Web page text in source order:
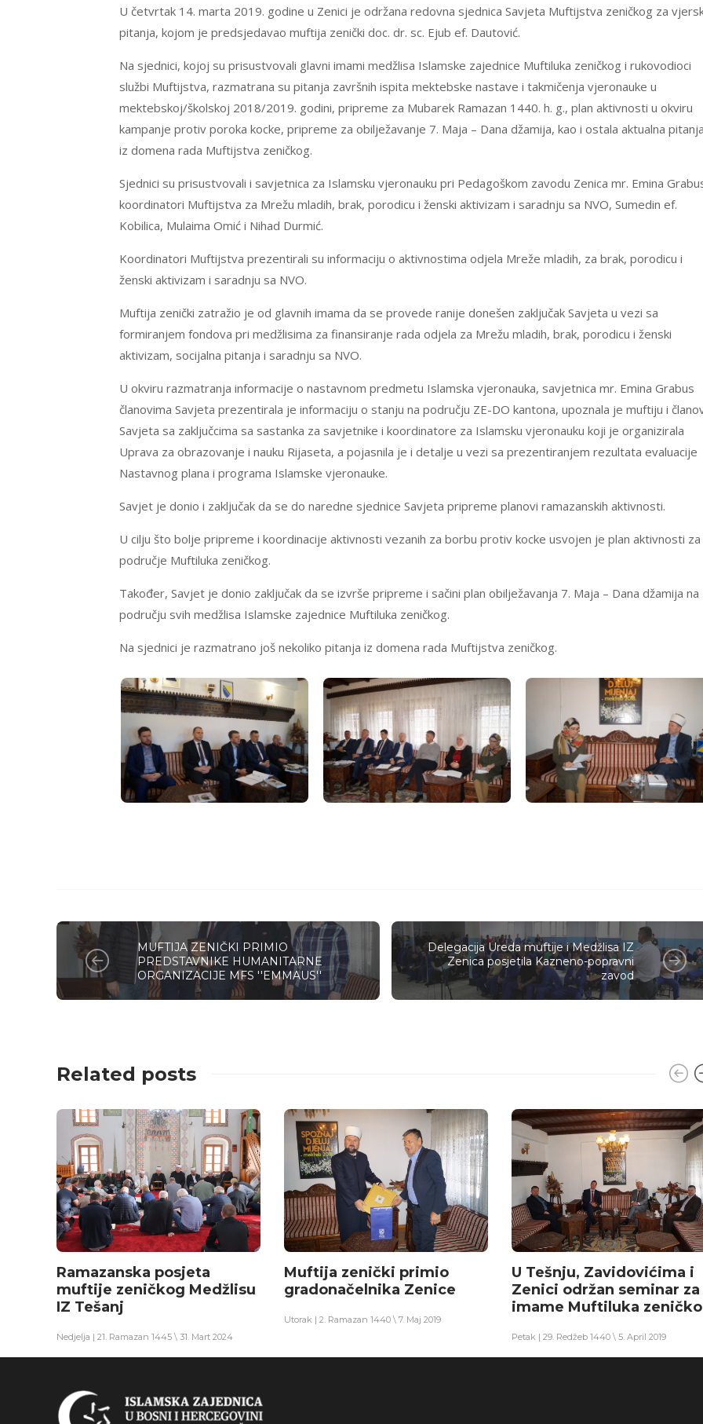
U četvrtak 14. marta 2019. godine u Zenici je održana redovna sjednica Savjeta Muftijstva zeničkog za
pitanja, kojom je predsjedavao muftija zenički doc. dr. sc. Ejub ef. Dautović.
Na sjednici, kojoj su prisustvovali glavni imami medžlisa Islamske zajednice Muftiluka zeničkog i rukovodioci
službi Muftijstva, razmatrana su pitanja završnih ispita mektebske nastave i takmičenja vjeronauke u
mektebskoj/školskoj 2018/2019. godini, pripreme za Mubarek Ramazan 1440. h. g., plan aktivnosti u okviru
kampanje protiv poroka kocke, pripreme za obilježavanje 7. Maja – Dana džamija, kao i ostala aktualna
iz domena rada Muftijstva zeničkog.
Sjednici su prisustvovali i savjetnica za Islamsku vjeronauku pri Pedagoškom zavodu Zenica mr. Emina
koordinatori Muftijstva za Mrežu mladih, brak, porodicu i ženski aktivizam i saradnju sa NVO, Sumedin ef.
Kobilica, Mulaima Omić i Nihad Durmić.
Koordinatori Muftijstva prezentirali su informaciju o aktivnostima odjela Mreže mladih, za brak, porodicu i
ženski aktivizam i saradnju sa NVO.
Muftija zenički zatražio je od glavnih imama da se provede ranije donešen zaključak Savjeta u vezi sa
formiranjem fondova pri medžlisima za finansiranje rada odjela za Mrežu mladih, brak, porodicu i ženski
aktivizam, socijalna pitanja i saradnju sa NVO.
U okviru razmatranja informacije o nastavnom predmetu Islamska vjeronauka, savjetnica mr. Emina Grabus
članovima Savjeta prezentirala je informaciju o stanju na području ZE-DO kantona, upoznala je muftiju i
Savjeta sa zaključcima sa sastanka za savjetnike i koordinatore za Islamsku vjeronauku koji je organizirala
Uprava za obrazovanje i nauku Rijaseta, a pojasnila je i detalje u vezi sa prezentiranjem rezultata evaluacije
Nastavnog plana i programa Islamske vjeronauke.
Savjet je donio i zaključak da se do naredne sjednice Savjeta pripreme planovi ramazanskih aktivnosti.
U cilju što bolje pripreme i koordinacije aktivnosti vezanih za borbu protiv kocke usvojen je plan aktivnosti za
područje Muftiluka zeničkog.
Također, Savjet je donio zaključak da se izvrše pripreme i sačini plan obilježavanja 7. Maja – Dana džamija na
području svih medžlisa Islamske zajednice Muftiluka zeničkog.
Na sjednici je razmatrano još nekoliko pitanja iz domena rada Muftijstva zeničkog.
MUFTIJA ZENIČKI PRIMIO
PREDSTAVNIKE HUMANITARNE
ORGANIZACIJE MFS ''EMMAUS''
Delegacija Ureda muftije i Medžlisa IZ
Zenica posjetila Kazneno-popravni
zavod
Related posts
Ramazanska posjeta
muftije zeničkog Medžlisu
IZ Tešanj
Nedjelja | 21. Ramazan 1445 \ 31. Mart 2024
Muftija zenički primio
gradonačelnika Zenice
Utorak | 2. Ramazan 1440 \ 7. Maj 2019
U Tešnju, Zavidovićima i
Zenici održan seminar za
imame Muftiluka
Petak | 29. Redžeb 1440 \ 5. April 2019